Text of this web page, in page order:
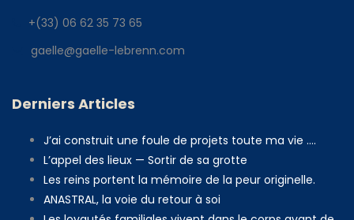
+(33) 06 62 35 73 65
gaelle@gaelle-lebrenn.com
Derniers Articles
J’ai construit une foule de projets toute ma vie ….
L’appel des lieux — Sortir de sa grotte
Les reins portent la mémoire de la peur originelle.
ANASTRAL, la voie du retour à soi